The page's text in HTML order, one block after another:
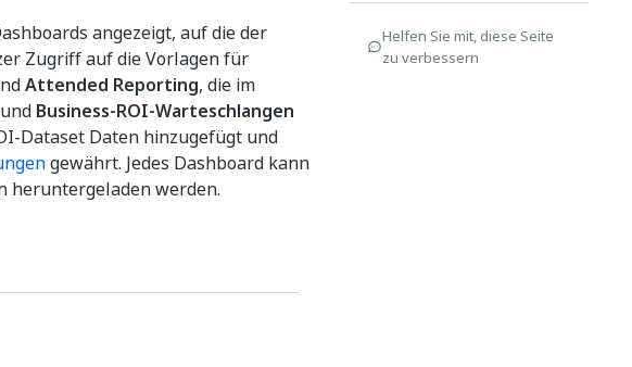
angezeigt, auf die der
Zugriff auf die Vorlagen für
Attended Reporting, die im
und Business-ROI-Warteschlangen
Dataset Daten hinzugefügt und
gewährt. Jedes Dashboard kann
heruntergeladen werden.
Helfen Sie mit, diese Seite
zu verbessern